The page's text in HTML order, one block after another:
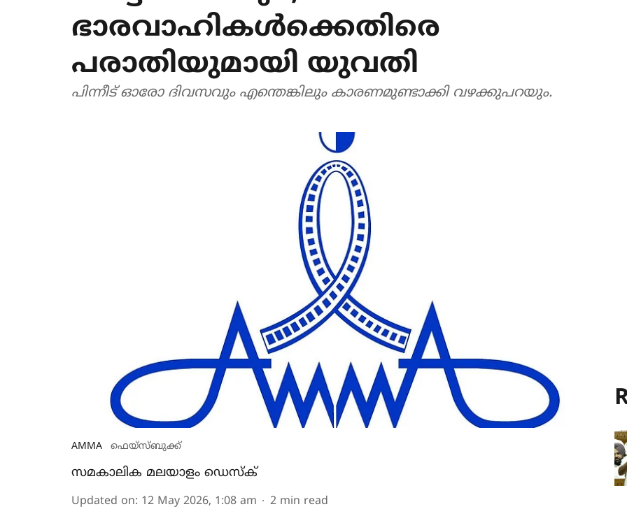
ഭാരവാഹികൾക്കെതിരെ
പരാതിയുമായി യുവതി
പിന്നീട് ഓരോ ദിവസവും എന്തെങ്കിലും കാരണമുണ്ടാക്കി വഴക്കുപറയും.
AMMA ഫെയ്സ്ബുക്ക്
സമകാലിക മലയാളം ഡെസ്ക്
Updated on: 12 May 2026, 1:08 am 2 min read